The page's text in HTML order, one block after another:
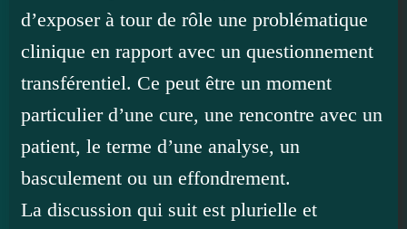
d’exposer à tour de rôle une problématique
clinique en rapport avec un questionnement
transférentiel. Ce peut être un moment
particulier d’une cure, une rencontre avec un
patient, le terme d’une analyse, un
basculement ou un effondrement.
La discussion qui suit est plurielle et